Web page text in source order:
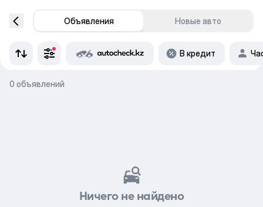
Объявления Новые авто
В кредит
0 объявлений
Ничего не найдено